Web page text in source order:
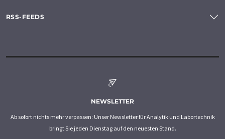
RSS-FEEDS
NEWSLETTER
Ab sofort nichts mehr verpassen: Unser Newsletter für Analytik und Labortechnik
bringt Sie jeden Dienstag auf den neuesten Stand.